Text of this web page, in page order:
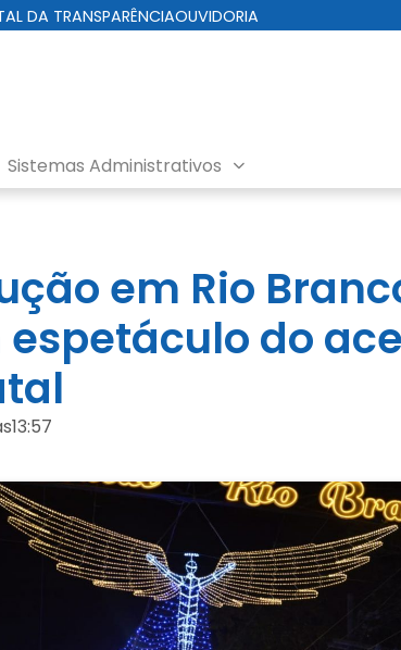
DA TRANSPARÊNCIAOUVIDORIA
Sistemas Administrativos
em Rio
do
13:57